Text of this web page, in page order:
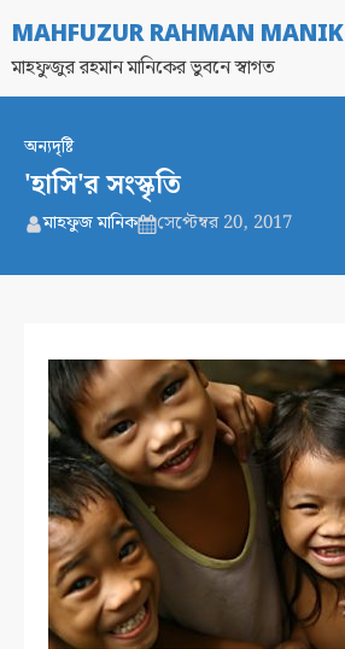
MAHFUZUR RAHMAN MANIK
মাহফুজুর রহমান মানিকের ভুবনে স্বাগত
অন্যদৃষ্টি
'হাসি'র সংস্কৃতি
মাহফুজ মানিক সেপ্টেম্বর 20, 2017